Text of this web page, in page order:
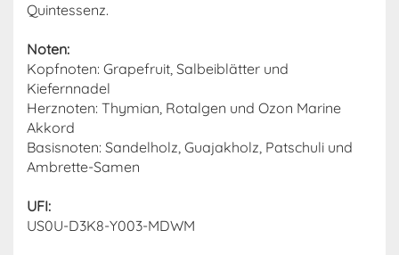
Quintessenz.
Noten:
Kopfnoten: Grapefruit, Salbeiblätter und
Kiefernnadel
Herznoten: Thymian, Rotalgen und Ozon Marine
Akkord
Basisnoten: Sandelholz, Guajakholz, Patschuli und
Ambrette-Samen
UFI:
US0U-D3K8-Y003-MDWM